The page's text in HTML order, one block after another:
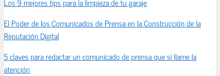
El Poder de los Comunicados de Prensa en la Construcción de la
Reputación Digital
5 claves para redactar un comunicado de prensa que sí llame la
atención